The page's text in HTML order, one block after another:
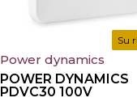
Su
Power dynamics
POWER DYNAMICS
PDVC30 100V